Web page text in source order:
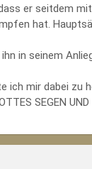
er seitdem mit
hat.
in seinem
ich mir dabei zu
SEGEN UND